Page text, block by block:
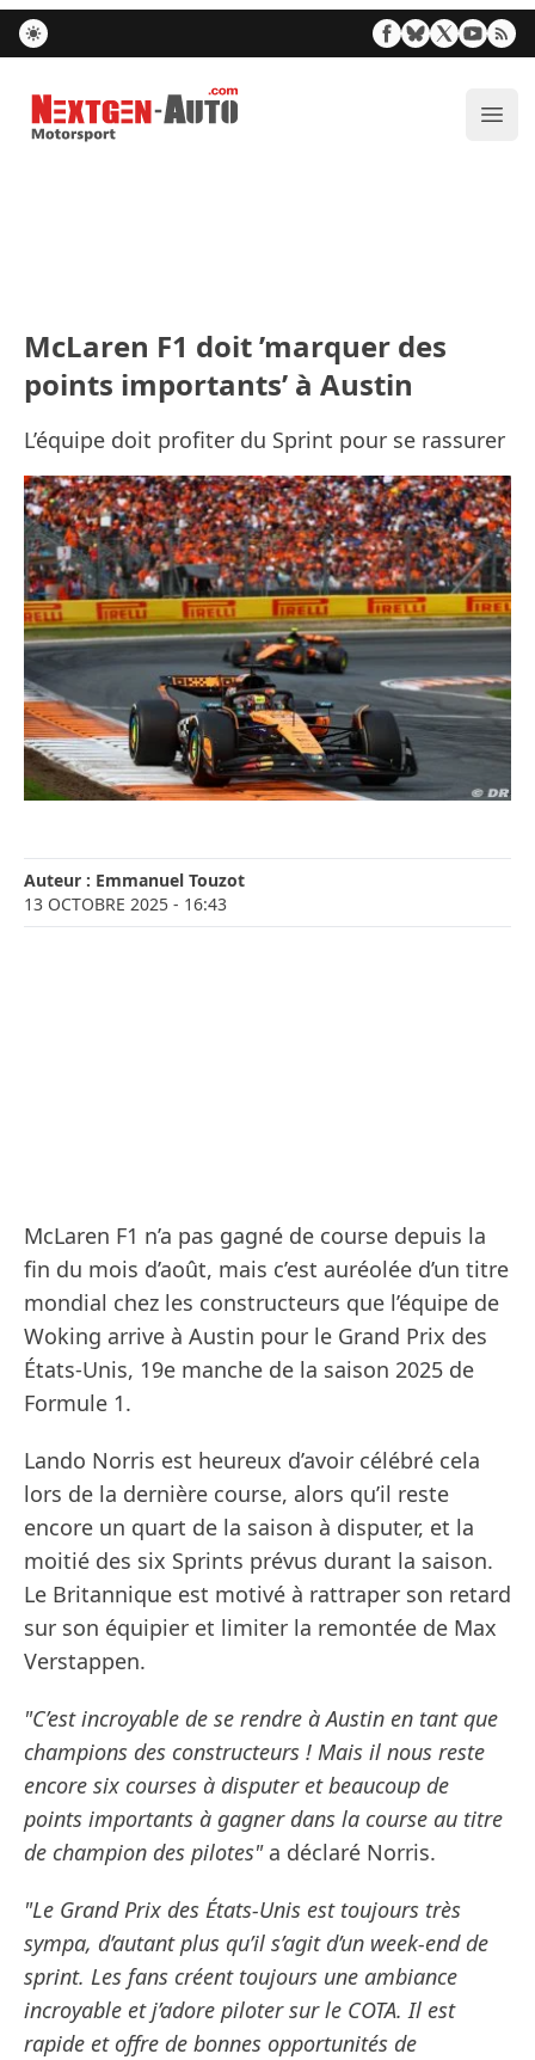
Nextgen-Auto.com
McLaren F1 doit ’marquer des
points importants’ à Austin
L’équipe doit profiter du Sprint pour se rassurer
Auteur : Emmanuel Touzot
13 OCTOBRE 2025 - 16:43
McLaren F1 n’a pas gagné de course depuis la
fin du mois d’août, mais c’est auréolée d’un titre
mondial chez les constructeurs que l’équipe de
Woking arrive à Austin pour le Grand Prix des
États-Unis, 19e manche de la saison 2025 de
Formule 1.
Lando Norris est heureux d’avoir célébré cela
lors de la dernière course, alors qu’il reste
encore un quart de la saison à disputer, et la
moitié des six Sprints prévus durant la saison.
Le Britannique est motivé à rattraper son retard
sur son équipier et limiter la remontée de Max
Verstappen.
"C’est incroyable de se rendre à Austin en tant que
champions des constructeurs ! Mais il nous reste
encore six courses à disputer et beaucoup de
points importants à gagner dans la course au titre
de champion des pilotes"a déclaré Norris.
"Le Grand Prix des États-Unis est toujours très
sympa, d’autant plus qu’il s’agit d’un week-end de
sprint. Les fans créent toujours une ambiance
incroyable et j’adore piloter sur le COTA. Il est
rapide et offre de bonnes opportunités de